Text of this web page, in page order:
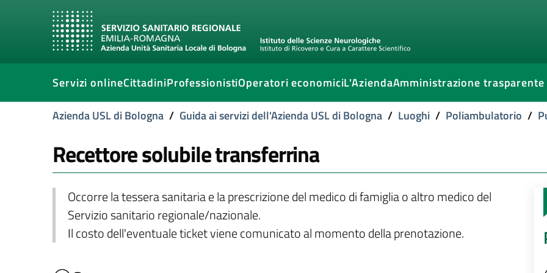
Servizi onlineCittadiniProfessionistiOperatori economiciL'AziendaAmministrazione trasparente
Azienda USL di Bologna / Guida ai servizi dell'Azienda USL di Bologna / Luoghi / Poliambulatorio /
Recettore solubile transferrina
Occorre la tessera sanitaria e la prescrizione del medico di famiglia o altro medico del
Servizio sanitario regionale/nazionale.
Il costo dell'eventuale ticket viene comunicato al momento della prenotazione.